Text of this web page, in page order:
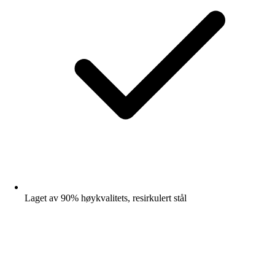
Laget av 90% høykvalitets, resirkulert stål